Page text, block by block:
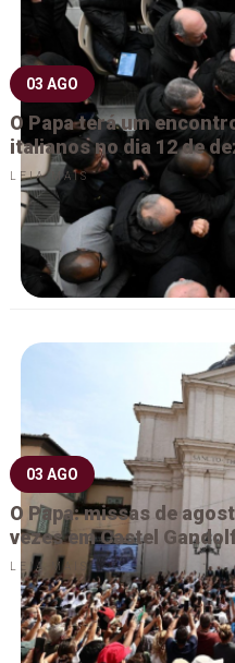
03 AGO
O Papa terá um
italianos no dia 12 de
LEIA MAIS
03 AGO
O Papa: missas de
vezes em Castel
LEIA MAIS